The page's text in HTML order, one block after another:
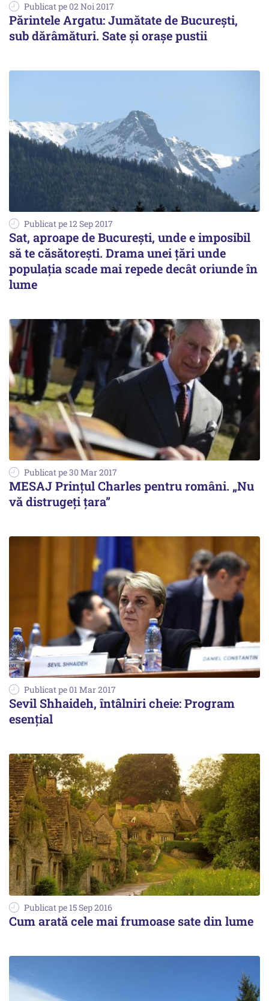
Publicat pe 02 Noi 2017
Părintele Argatu: Jumătate de București,
sub dărâmături. Sate și orașe pustii
Publicat pe 12 Sep 2017
Sat, aproape de București, unde e imposibil
să te căsătorești. Drama unei țări unde
populația scade mai repede decât oriunde în
lume
Publicat pe 30 Mar 2017
MESAJ Prințul Charles pentru români. „Nu
vă distrugeți țara”
Publicat pe 01 Mar 2017
Sevil Shhaideh, întâlniri cheie: Program
esențial
Publicat pe 15 Sep 2016
Cum arată cele mai frumoase sate din lume